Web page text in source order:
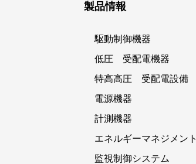
製品情報
駆動制御機器
低圧 受配電機器
特高高圧 受配電設備
電源機器
計測機器
エネルギーマネジメント
監視制御システム